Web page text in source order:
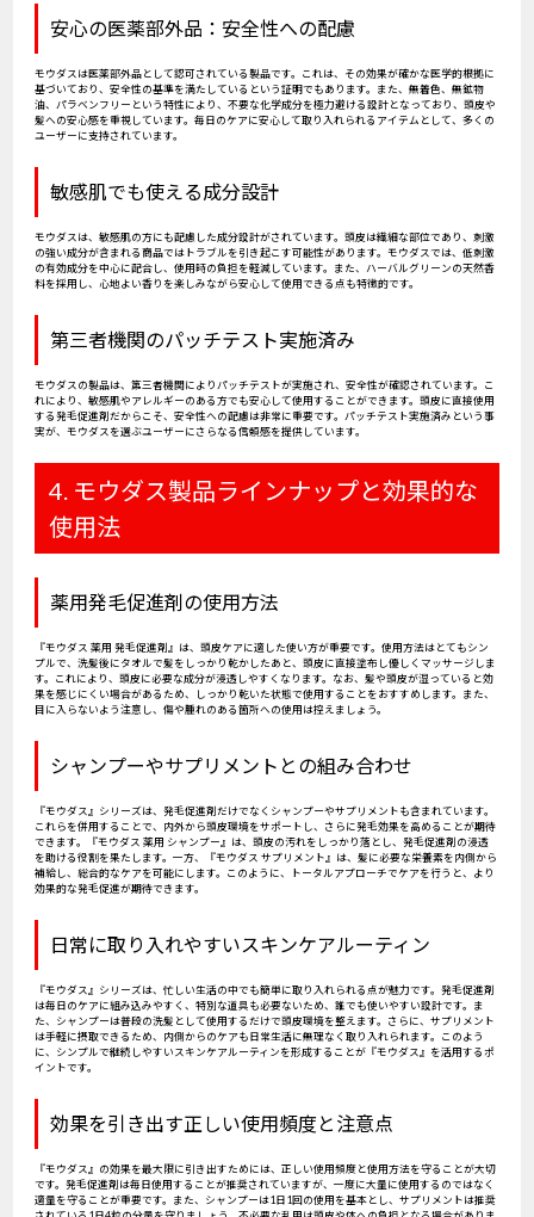
安心の医薬部外品：安全性への配慮
モウダスは医薬部外品として認可されている製品です。これは、その効果が確かな医学的根拠に
基づいており、安全性の基準を満たしているという証明でもあります。また、無着色、無鉱物
油、パラベンフリーという特性により、不要な化学成分を極力避ける設計となっており、頭皮や
髪への安心感を重視しています。毎日のケアに安心して取り入れられるアイテムとして、多くの
ユーザーに支持されています。
敏感肌でも使える成分設計
モウダスは、敏感肌の方にも配慮した成分設計がされています。頭皮は繊細な部位であり、刺激
の強い成分が含まれる商品ではトラブルを引き起こす可能性があります。モウダスでは、低刺激
の有効成分を中心に配合し、使用時の負担を軽減しています。また、ハーバルグリーンの天然香
料を採用し、心地よい香りを楽しみながら安心して使用できる点も特徴的です。
第三者機関のパッチテスト実施済み
モウダスの製品は、第三者機関によりパッチテストが実施され、安全性が確認されています。こ
れにより、敏感肌やアレルギーのある方でも安心して使用することができます。頭皮に直接使用
する発毛促進剤だからこそ、安全性への配慮は非常に重要です。パッチテスト実施済みという事
実が、モウダスを選ぶユーザーにさらなる信頼感を提供しています。
4. モウダス製品ラインナップと効果的な
使用法
薬用発毛促進剤の使用方法
『モウダス 薬用 発毛促進剤』は、頭皮ケアに適した使い方が重要です。使用方法はとてもシン
プルで、洗髪後にタオルで髪をしっかり乾かしたあと、頭皮に直接塗布し優しくマッサージしま
す。これにより、頭皮に必要な成分が浸透しやすくなります。なお、髪や頭皮が湿っていると効
果を感じにくい場合があるため、しっかり乾いた状態で使用することをおすすめします。また、
目に入らないよう注意し、傷や腫れのある箇所への使用は控えましょう。
シャンプーやサプリメントとの組み合わせ
『モウダス』シリーズは、発毛促進剤だけでなくシャンプーやサプリメントも含まれています。
これらを併用することで、内外から頭皮環境をサポートし、さらに発毛効果を高めることが期待
できます。『モウダス 薬用 シャンプー』は、頭皮の汚れをしっかり落とし、発毛促進剤の浸透
を助ける役割を果たします。一方、『モウダス サプリメント』は、髪に必要な栄養素を内側から
補給し、総合的なケアを可能にします。このように、トータルアプローチでケアを行うと、より
効果的な発毛促進が期待できます。
日常に取り入れやすいスキンケアルーティン
『モウダス』シリーズは、忙しい生活の中でも簡単に取り入れられる点が魅力です。発毛促進剤
は毎日のケアに組み込みやすく、特別な道具も必要ないため、誰でも使いやすい設計です。ま
た、シャンプーは普段の洗髪として使用するだけで頭皮環境を整えます。さらに、サプリメント
は手軽に摂取できるため、内側からのケアも日常生活に無理なく取り入れられます。このよう
に、シンプルで継続しやすいスキンケアルーティンを形成することが『モウダス』を活用するポ
イントです。
効果を引き出す正しい使用頻度と注意点
『モウダス』の効果を最大限に引き出すためには、正しい使用頻度と使用方法を守ることが大切
です。発毛促進剤は毎日使用することが推奨されていますが、一度に大量に使用するのではなく
適量を守ることが重要です。また、シャンプーは1日1回の使用を基本とし、サプリメントは推奨